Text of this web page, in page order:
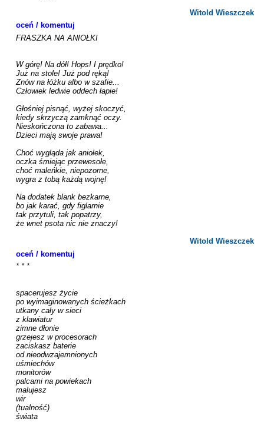
Witold Wieszczek
oceń / komentuj
FRASZKA NA ANIOŁKI
W górę! Na dół! Hops! I prędko!
Już na stole! Już pod ręką!
Znów na łóżku albo w szafie...
Człowiek ledwie oddech łapie!
Głośniej pisnąć, wyżej skoczyć,
kiedy skrzyczą zamknąć oczy.
Nieskończona to zabawa...
Dzieci mają swoje prawa!
Choć wygląda jak aniołek,
oczka śmiejąc przewesołe,
choć maleńkie, niepozorne,
wygra z tobą każdą wojnę!
Na dodatek blank bezkarne,
bo jak karać, gdy figlarnie
tak przytuli, tak popatrzy,
że wnet psota nic nie znaczy!
Witold Wieszczek
oceń / komentuj
* * *
spacerujesz życie
po wyimaginowanych ścieżkach
utkany cały w sieci
z klawiatur
zimne dłonie
grzejesz w procesorach
zaciskasz baterie
od nieodwzajemnionych
uśmiechów
monitorów
palcami na powiekach
malujesz
wir
(tualność)
świata